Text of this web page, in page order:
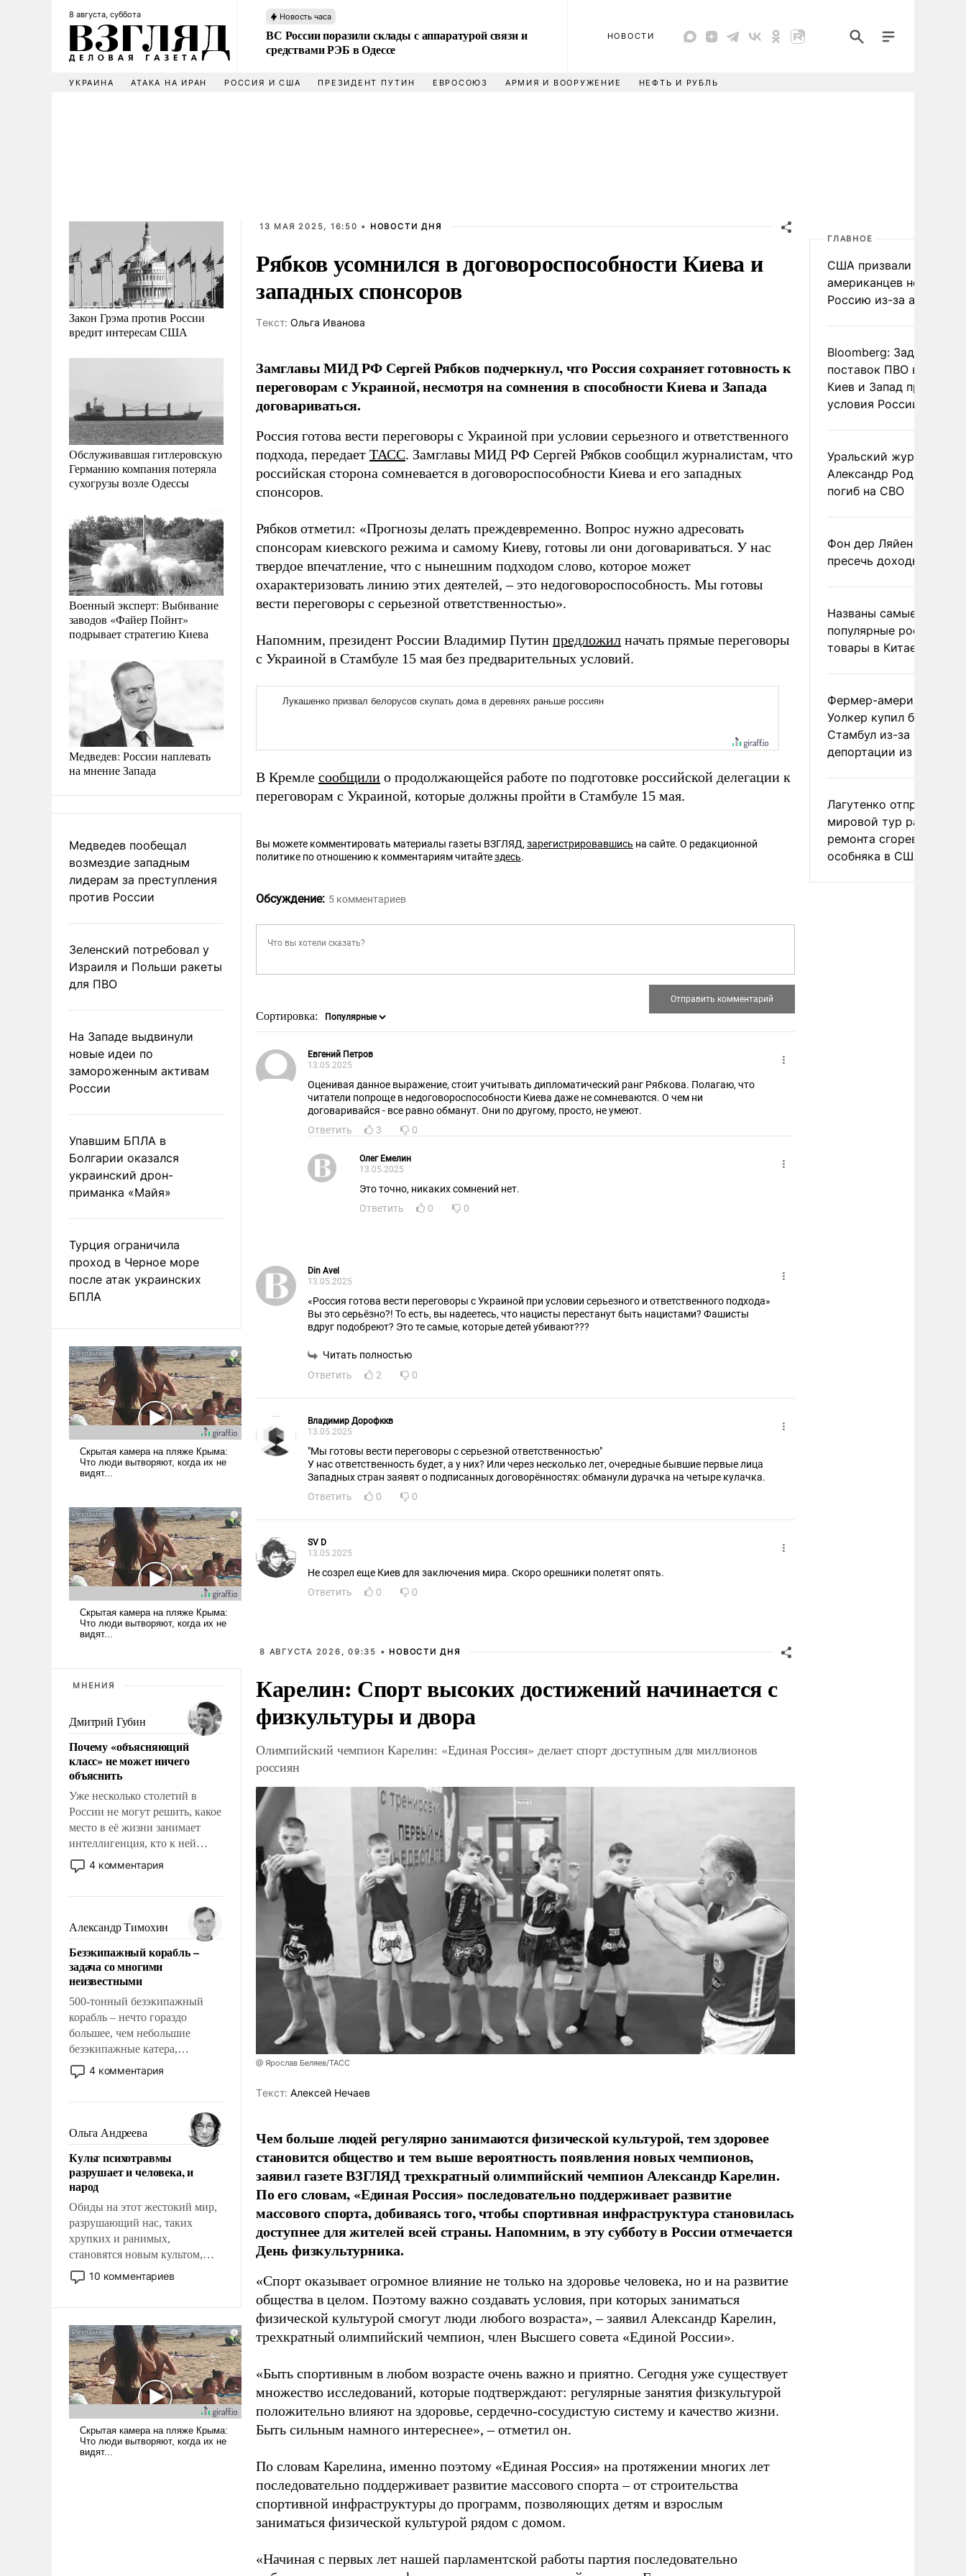
8 августа, суббота Новость часа
ВС России поразили склады с аппаратурой связи и
средствами РЭБ в Одессе
НОВОСТИ
УКРАИНА АТАКА НА ИРАН РОССИЯ И США ПРЕЗИДЕНТ ПУТИН ЕВРОСОЮЗ АРМИЯ И ВООРУЖЕНИЕ НЕФТЬ И РУБЛЬ
Закон Грэма против России
вредит интересам США
Обслуживавшая гитлеровскую
Германию компания потеряла
сухогрузы возле Одессы
Военный эксперт: Выбивание
заводов «Файер Пойнт»
подрывает стратегию Киева
Медведев: России наплевать
на мнение Запада
Медведев пообещал
возмездие западным
лидерам за преступления
против России
Зеленский потребовал у
Израиля и Польши ракеты
для ПВО
На Западе выдвинули
новые идеи по
замороженным активам
России
Упавшим БПЛА в
Болгарии оказался
украинский дрон-
приманка «Майя»
Турция ограничила
проход в Черное море
после атак украинских
БПЛА
МНЕНИЯ
Дмитрий Губин
Почему «объясняющий
класс» не может ничего
объяснить
Уже несколько столетий в
России не могут решить, какое
место в её жизни занимает
интеллигенция, кто к ней
принадлежит, а кого из неё
исключили с правом
чем она отличается от просто
образованных людей. Иногда
казалось, что эти вопросы
решены раз и навсегда, но –
нет, не решены.
4 комментария
Александр Тимохин
Безэкипажный корабль –
задача со многими
неизвестными
500-тонный безэкипажный
корабль – нечто гораздо
большее, чем небольшие
безэкипажные катера,
применение которых уже
стало обыденностью. Задача по
сложна и амбициозна. Однако
и ее реализация радикально
поднимет наши боевые
возможности.
4 комментария
Ольга Андреева
Культ психотравмы
разрушает и человека, и
народ
Обиды на этот жестокий мир,
разрушающий нас, таких
хрупких и ранимых,
становятся новым культом,
постепенно вытесняя и
отменяя традиционное
ударами судьбы, брать на себя
ответственность, помогать
слабым, идти вперед и
адаптироваться.
10 комментариев
13 МАЯ 2025, 16:50 • НОВОСТИ ДНЯ
Рябков усомнился в договороспособности Киева и
западных спонсоров
Tекст: Ольга Иванова
Замглавы МИД РФ Сергей Рябков подчеркнул, что Россия сохраняет готовность к
переговорам с Украиной, несмотря на сомнения в способности Киева и Запада
договариваться.
Россия готова вести переговоры с Украиной при условии серьезного и ответственного
подхода, передает ТАСС. Замглавы МИД РФ Сергей Рябков сообщил журналистам, что
российская сторона сомневается в договороспособности Киева и его западных
спонсоров.
Рябков отметил: «Прогнозы делать преждевременно. Вопрос нужно адресовать
спонсорам киевского режима и самому Киеву, готовы ли они договариваться. У нас
твердое впечатление, что с нынешним подходом слово, которое может
охарактеризовать линию этих деятелей, – это недоговороспособность. Мы готовы
вести переговоры с серьезной ответственностью».
Напомним, президент России Владимир Путин предложил начать прямые переговоры
с Украиной в Стамбуле 15 мая без предварительных условий.
В Кремле сообщили о продолжающейся работе по подготовке российской делегации к
переговорам с Украиной, которые должны пройти в Стамбуле 15 мая.
Вы можете комментировать материалы газеты ВЗГЛЯД, зарегистрировавшись на сайте. О редакционной
политике по отношению к комментариям читайтездесь.
Обсуждение: 5 комментариев
Сортировка:
Евгений Петров
13.05.2025
Оценивая данное выражение, стоит учитывать дипломатический ранг Рябкова. Полагаю, что
читатели попроще в недоговороспособности Киева даже не сомневаются. О чем ни
договаривайся - все равно обманут. Они по другому, просто, не умеют.
Ответить
3 0
Олег Емелин
13.05.2025
Это точно, никаких сомнений нет.
Ответить
0 0
Din Avel
13.05.2025
«Россия готова вести переговоры с Украиной при условии серьезного и ответственного подхода»
Вы это серьёзно?! То есть, вы надеетесь, что нацисты перестанут быть нацистами? Фашисты
вдруг подобреют? Это те самые, которые детей убивают???
Читать полностью
Ответить
2 0
Владимир Дорофккв
13.05.2025
"Мы готовы вести переговоры с серьезной ответственностью"
У нас ответственность будет, а у них? Или через несколько лет, очередные бывшие первые лица
Западных стран заявят о подписанных договорённостях: обманули дурачка на четыре кулачка.
Ответить
0 0
SV D
13.05.2025
Не созрел еще Киев для заключения мира. Скоро орешники полетят опять.
Ответить
0 0
8 АВГУСТА 2026, 09:35 • НОВОСТИ ДНЯ
Карелин: Спорт высоких достижений начинается с
физкультуры и двора
Олимпийский чемпион Карелин: «Единая Россия» делает спорт доступным для миллионов
россиян
@ Ярослав Беляев/ТАСС
Tекст: Алексей Нечаев
Чем больше людей регулярно занимаются физической культурой, тем здоровее
становится общество и тем выше вероятность появления новых чемпионов,
заявил газете ВЗГЛЯД трехкратный олимпийский чемпион Александр Карелин.
По его словам, «Единая Россия» последовательно поддерживает развитие
массового спорта, добиваясь того, чтобы спортивная инфраструктура становилась
доступнее для жителей всей страны. Напомним, в эту субботу в России отмечается
День физкультурника.
«Спорт оказывает огромное влияние не только на здоровье человека, но и на развитие
общества в целом. Поэтому важно создавать условия, при которых заниматься
физической культурой смогут люди любого возраста», – заявил Александр Карелин,
трехкратный олимпийский чемпион, член Высшего совета «Единой России».
«Быть спортивным в любом возрасте очень важно и приятно. Сегодня уже существует
множество исследований, которые подтверждают: регулярные занятия физкультурой
положительно влияют на здоровье, сердечно-сосудистую систему и качество жизни.
Быть сильным намного интереснее», – отметил он.
По словам Карелина, именно поэтому «Единая Россия» на протяжении многих лет
последовательно поддерживает развитие массового спорта – от строительства
спортивной инфраструктуры до программ, позволяющих детям и взрослым
заниматься физической культурой рядом с домом.
«Начиная с первых лет нашей парламентской работы партия последовательно
ГЛАВНОЕ
США призвали
американцев не
Россию из-за атак ВСУ
Bloomberg: Задержка
поставок ПВО вынудит
Киев и Запад принять
условия России
Уральский журналист
Александр Родионов
погиб на СВО
Фон дер Ляйен
пресечь доходы России
Названы самые
популярные российские
товары в Китае
Фермер-американец
Уолкер купил билет в
Стамбул из-за угрозы
депортации из России
Лагутенко отправился в
мировой тур ради
ремонта сгоревшего
особняка в США